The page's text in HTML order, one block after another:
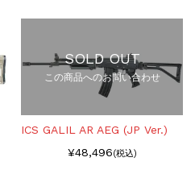
SOLD OUT
この商品へのお問い合わせ
ICS GALIL AR AEG (JP Ver.)
¥48,496(税込)